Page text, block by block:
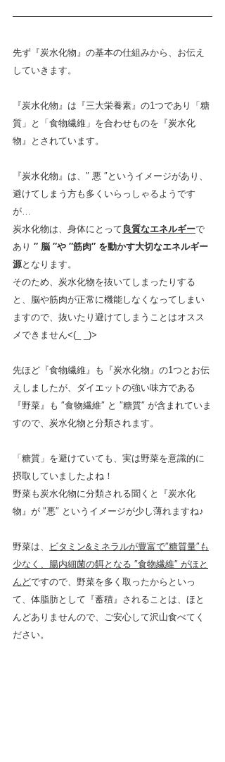
先ず『炭水化物』の基本の仕組みから、お伝え
していきます。
『炭水化物』は『三大栄養素』の1つであり「糖
質」と「食物繊維」を合わせものを『炭水化
物』とされています。
『炭水化物』は、″ 悪 ″というイメージがあり、
避けてしまう方も多くいらっしゃるようです
が…
炭水化物は、身体にとって 良質なエネルギーで
あり ″ 脳 ″や ″筋肉″ を動かす大切なエネルギー
源となります。
そのため、炭水化物を抜いてしまったりする
と、脳や筋肉が正常に機能しなくなってしまい
ますので、抜いたり避けてしまうことはオスス
メできません<(_ _)>
先ほど『食物繊維』も『炭水化物』の1つとお伝
えしましたが、ダイエットの強い味方である
『野菜』も ″食物繊維″ と ″糖質″ が含まれていま
すので、炭水化物と分類されます。
「糖質」を避けていても、実は野菜を意識的に
摂取していましたよね！
野菜も炭水化物に分類される聞くと『炭水化
物』が ″悪″ というイメージが少し薄れますね♪
野菜は、
ビタミン&ミネラルが豊富で″糖質量″も
少なく、腸内細菌の餌となる ″食物繊維″ がほと
んどですので、野菜を多く取ったからといっ
て、体脂肪として『蓄積』されることは、ほと
んどありませんので、ご安心して沢山食べてく
ださい。